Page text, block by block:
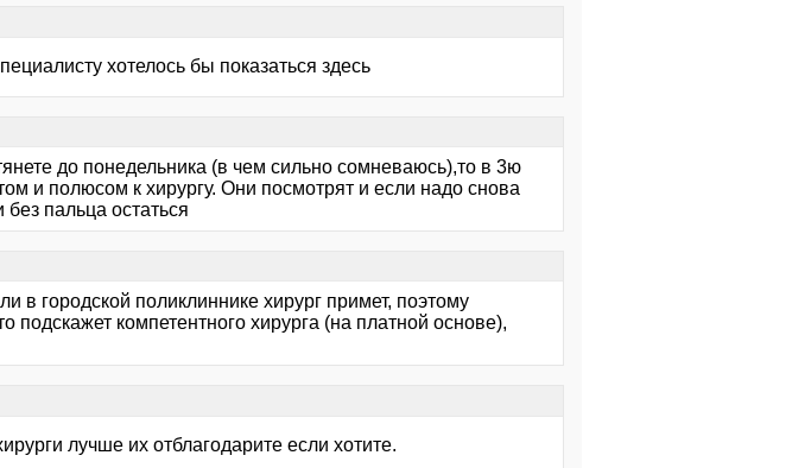
хотелось бы показаться здесь
до понедельника (в чем сильно сомневаюсь),то в 3ю
и полюсом к хирургу. Они посмотрят и если надо снова
пальца остаться
в городской поликлиннике хирург примет, поэтому
компетентного хирурга (на платной основе),
лучше их отблагодарите если хотите.